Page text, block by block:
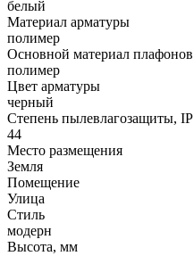
белый
Материал арматуры
полимер
Основной материал плафонов
полимер
Цвет арматуры
черный
Степень пылевлагозащиты, IP
44
Место размещения
Земля
Помещение
Улица
Стиль
модерн
Высота, мм